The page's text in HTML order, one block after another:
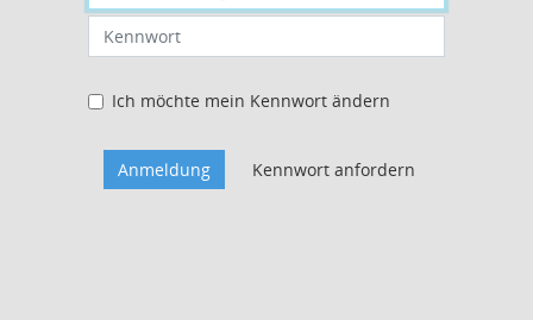
Kennwort eingeben
Ich möchte mein Kennwort ändern